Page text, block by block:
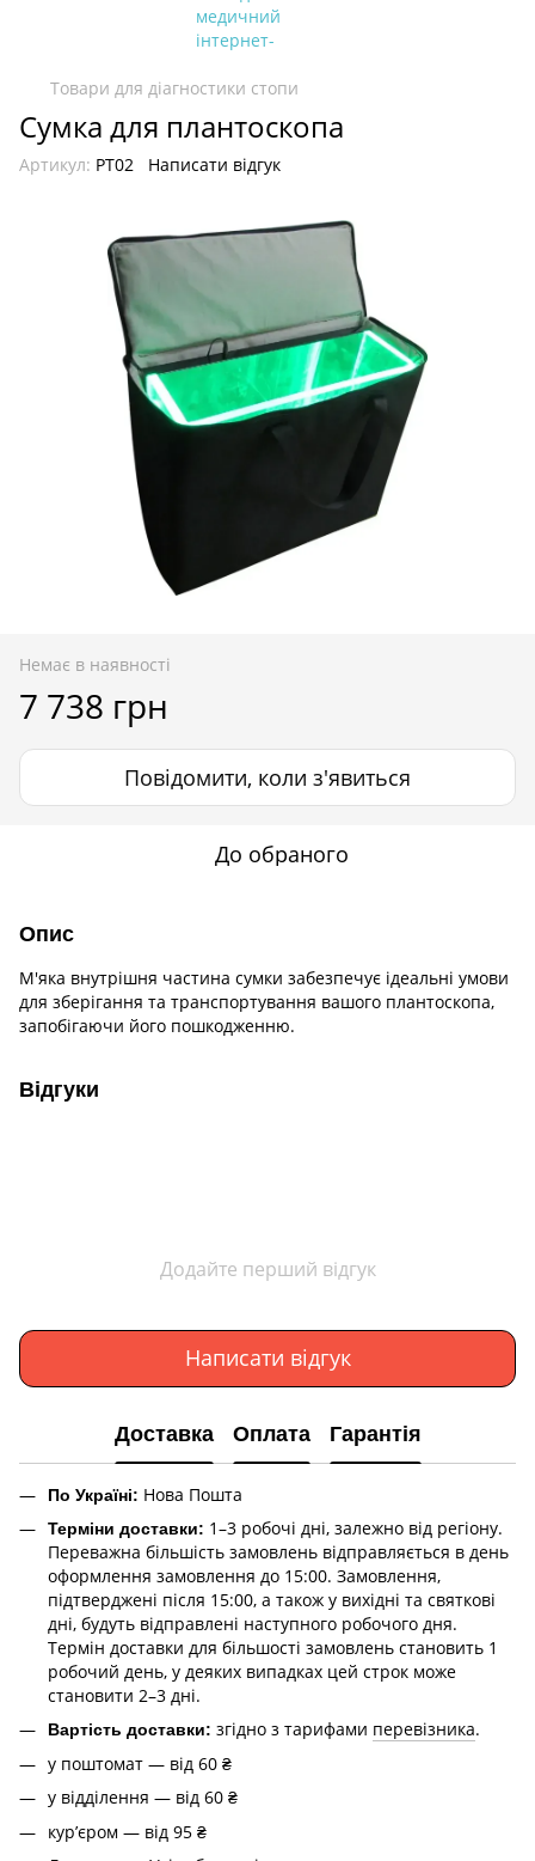
Товари для діагностики стопи
Сумка для плантоскопа
Артикул: PT02 Написати відгук
Немає в наявності
7 738 грн
Повідомити, коли з'явиться
До обраного
Опис
М'яка внутрішня частина сумки забезпечує ідеальні умови
для зберігання та транспортування вашого плантоскопа,
запобігаючи його пошкодженню.
Відгуки
Додайте перший відгук
Написати відгук
Доставка Оплата Гарантія
По Україні: Нова Пошта
Терміни доставки: 1–3 робочі дні, залежно від регіону.
Переважна більшість замовлень відправляється в день
оформлення замовлення до 15:00. Замовлення,
підтверджені після 15:00, а також у вихідні та святкові
дні, будуть відправлені наступного робочого дня.
Термін доставки для більшості замовлень становить 1
робочий день, у деяких випадках цей строк може
становити 2–3 дні.
Вартість доставки: згідно з тарифами перевізника.
у поштомат — від 60 ₴
у відділення — від 60 ₴
курʼєром — від 95 ₴